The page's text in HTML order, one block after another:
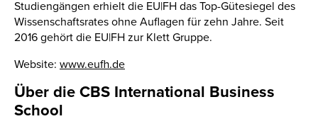
Studiengängen erhielt die EU|FH das Top-Gütesiegel des
Wissenschaftsrates ohne Auflagen für zehn Jahre. Seit
2016 gehört die EU|FH zur Klett Gruppe.
Website: www.eufh.de
Über die CBS International Business
School